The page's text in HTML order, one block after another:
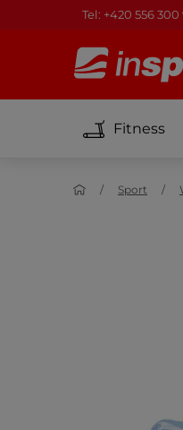
Tel: +420 556
Fitness
Sport